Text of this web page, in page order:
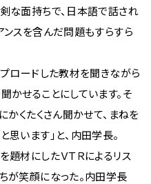
な面持ちで、日本語で話され
ンスを含んだ問題もすらすら
ロードした教材を聞きながら
かせることにしています。そ
かくたくさん聞かせて、まねを
います」と、内田学長。
材にしたＶＴＲによるリス
が笑顔になった。内田学長